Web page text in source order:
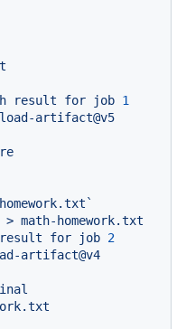
result for job 1
artifact@v5
result for job 2
artifact@v4